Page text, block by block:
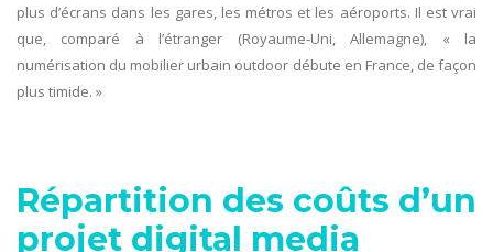
plus d’écrans dans les gares, les métros et les aéroports. Il est vrai
que, comparé à l’étranger (Royaume-Uni, Allemagne), « la
numérisation du mobilier urbain outdoor débute en France, de façon
plus timide. »
Répartition des coûts d’un
projet digital media